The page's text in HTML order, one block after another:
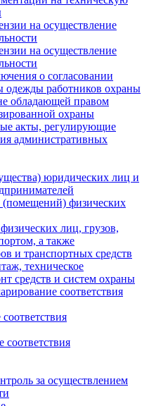
на осуществление
на осуществление
о согласовании
одежды работников охраны
обладающей правом
охраны
акты, регулирующие
административных
юридических лиц и
физических
лиц, грузов,
а также
и транспортных средств
техническое
средств и систем охраны
соответствия
соответствия
за осуществлением